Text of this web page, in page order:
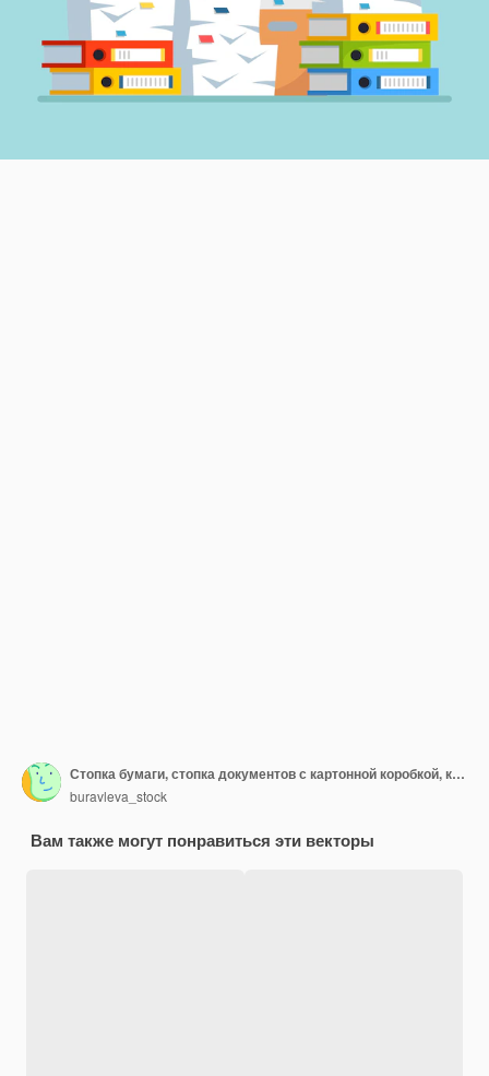
Стопка бумаги, стопка документов с картонной коробкой, картонная коробка, папка.
buravleva_stock
Вам также могут понравиться эти векторы